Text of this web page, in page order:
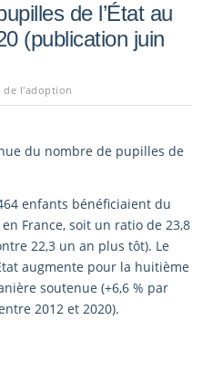
de l’État au
(publication juin
de l'adoption
du nombre de pupilles de
enfants bénéficiaient du
France, soit un ratio de 23,8
22,3 un an plus tôt). Le
augmente pour la huitième
soutenue (+6,6 % par
2012 et 2020).